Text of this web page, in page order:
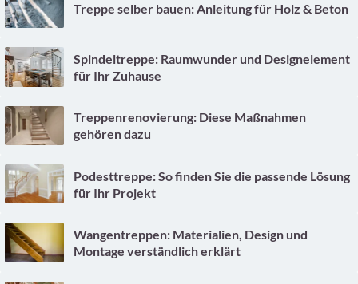
Treppe selber bauen: Anleitung für Holz & Beton
Spindeltreppe: Raumwunder und Designelement
für Ihr Zuhause
Treppenrenovierung: Diese Maßnahmen
gehören dazu
Podesttreppe: So finden Sie die passende Lösung
für Ihr Projekt
Wangentreppen: Materialien, Design und
Montage verständlich erklärt